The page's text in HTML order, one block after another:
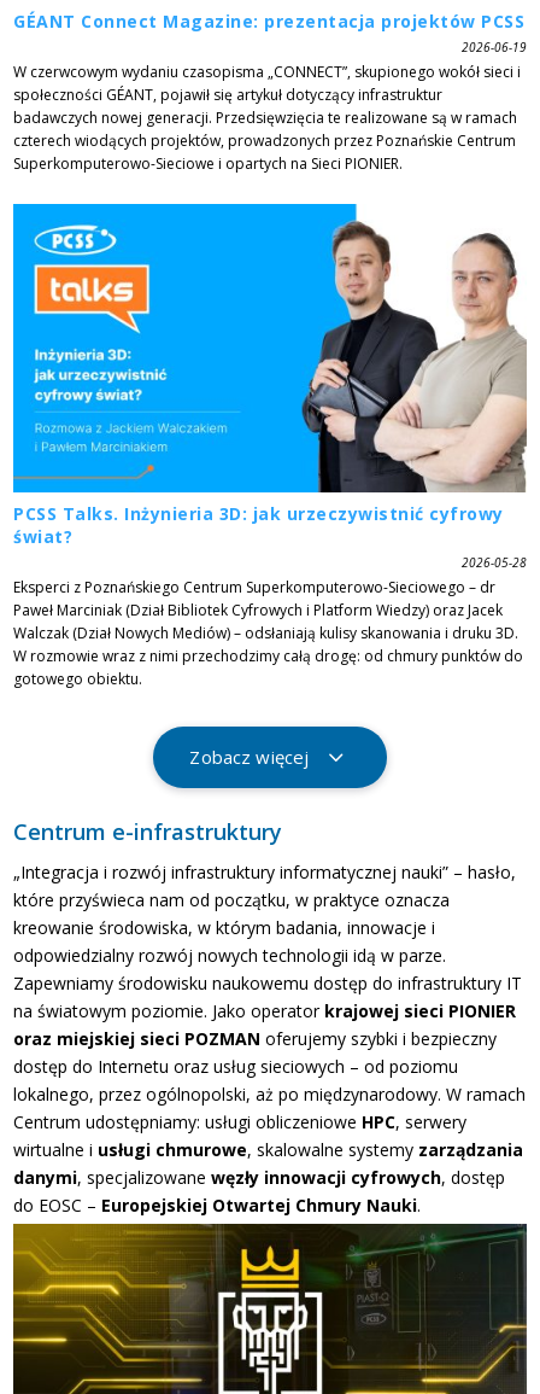
GÉANT Connect Magazine: prezentacja projektów PCSS
2026-06-19
W czerwcowym wydaniu czasopisma „CONNECT”, skupionego wokół sieci i
społeczności GÉANT, pojawił się artykuł dotyczący infrastruktur
badawczych nowej generacji. Przedsięwzięcia te realizowane są w ramach
czterech wiodących projektów, prowadzonych przez Poznańskie Centrum
Superkomputerowo-Sieciowe i opartych na Sieci PIONIER.
PCSS Talks. Inżynieria 3D: jak urzeczywistnić cyfrowy
świat?
2026-05-28
Eksperci z Poznańskiego Centrum Superkomputerowo-Sieciowego – dr
Paweł Marciniak (Dział Bibliotek Cyfrowych i Platform Wiedzy) oraz Jacek
Walczak (Dział Nowych Mediów) – odsłaniają kulisy skanowania i druku 3D.
W rozmowie wraz z nimi przechodzimy całą drogę: od chmury punktów do
gotowego obiektu.
Zobacz więcej
Centrum e-infrastruktury
„Integracja i rozwój infrastruktury informatycznej nauki” – hasło,
które przyświeca nam od początku, w praktyce oznacza
kreowanie środowiska, w którym badania, innowacje i
odpowiedzialny rozwój nowych technologii idą w parze.
Zapewniamy środowisku naukowemu dostęp do infrastruktury IT
na światowym poziomie. Jako operator krajowej sieci PIONIER
oraz miejskiej sieci POZMAN oferujemy szybki i bezpieczny
dostęp do Internetu oraz usług sieciowych – od poziomu
lokalnego, przez ogólnopolski, aż po międzynarodowy. W ramach
Centrum udostępniamy: usługi obliczeniowe HPC, serwery
wirtualne i usługi chmurowe, skalowalne systemy zarządzania
danymi, specjalizowanewęzły innowacji cyfrowych, dostęp
do EOSC – Europejskiej Otwartej Chmury Nauki.